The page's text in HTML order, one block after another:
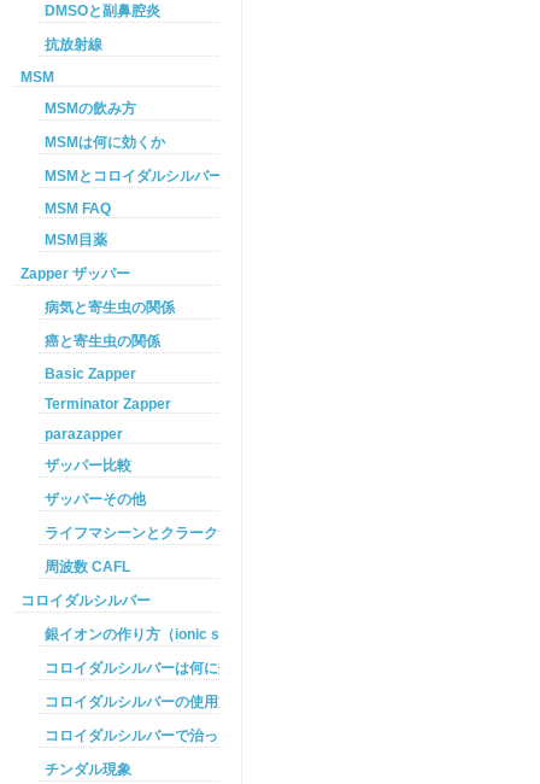
DMSOと副鼻腔炎
抗放射線
MSM
MSMの飲み方
MSMは何に効くか
MSMとコロイダルシルバーを使った癌プロトコル
MSM FAQ
MSM目薬
Zapper ザッパー
病気と寄生虫の関係
癌と寄生虫の関係
Basic Zapper
Terminator Zapper
parazapper
ザッパー比較
ザッパーその他
ライフマシーンとクラークザッパーの違い
周波数 CAFL
コロイダルシルバー
銀イオンの作り方（ionic silver ）
コロイダルシルバーは何に効くのか
コロイダルシルバーの使用方法
コロイダルシルバーで治った例
チンダル現象